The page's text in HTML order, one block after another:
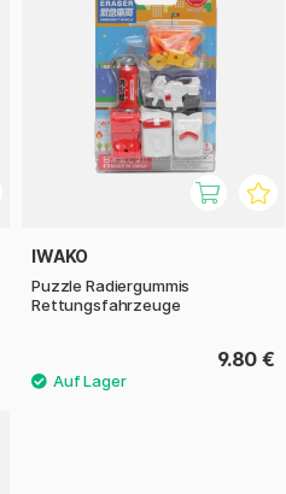
IWAKO
Puzzle Radiergummis
Rettungsfahrzeuge
9.80 €